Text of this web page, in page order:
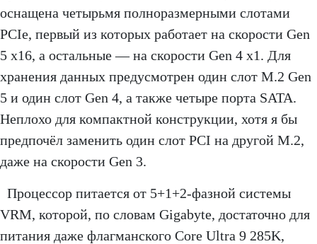
оснащена четырьмя полноразмерными слотами
PCIe, первый из которых работает на скорости Gen
5 x16, а остальные — на скорости Gen 4 x1. Для
хранения данных предусмотрен один слот M.2 Gen
5 и один слот Gen 4, а также четыре порта SATA.
Неплохо для компактной конструкции, хотя я бы
предпочёл заменить один слот PCI на другой M.2,
даже на скорости Gen 3.
Процессор питается от 5+1+2-фазной системы
VRM, которой, по словам Gigabyte, достаточно для
питания даже флагманского Core Ultra 9 285K,